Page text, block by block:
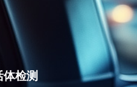
体检测